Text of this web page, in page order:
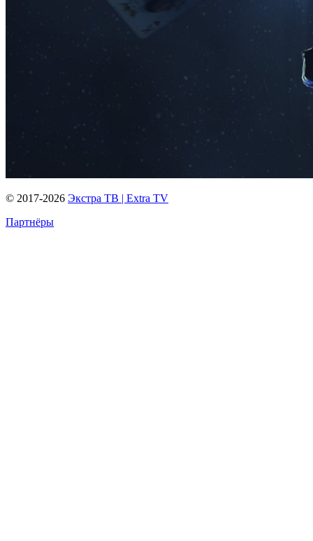
© 2017-2026 Экстра ТВ | Extra TV
Партнёры